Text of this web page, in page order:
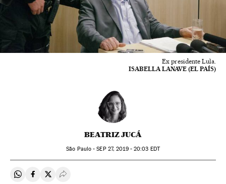
Ex presidente Lula.
ISABELLA LANAVE (EL PAÍS)
BEATRIZ JUCÁ
São Paulo -SEP27, 2019 - 20:03 EDT
Compartir en Whatsapp
Compartir en Facebook
Compartir en Twitter
Desplegar Redes Sociales